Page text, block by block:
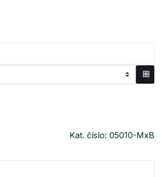
Kat. číslo: 05010-MxB